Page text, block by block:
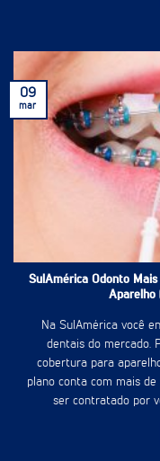
SulAmérica Odonto
Aparelho
Na SulAmérica você
dentais do mercado.
cobertura para
plano conta com mais
ser contratado por
09
mar